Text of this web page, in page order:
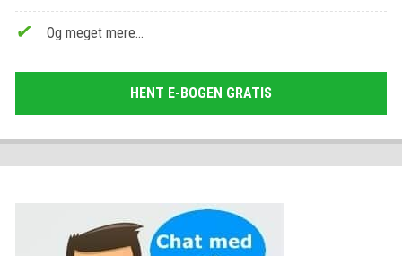
Og meget mere…
HENT E-BOGEN GRATIS